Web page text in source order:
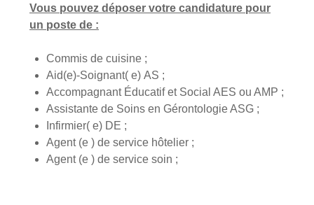
Vous pouvez déposer votre candidature pour
un poste de :
Commis de cuisine ;
Aid(e)-Soignant( e) AS ;
Accompagnant Éducatif et Social AES ou AMP ;
Assistante de Soins en Gérontologie ASG ;
Infirmier( e) DE ;
Agent (e ) de service hôtelier ;
Agent (e ) de service soin ;